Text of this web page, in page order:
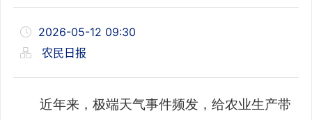
2026-05-12 09:30
农民日报
近年来，极端天气事件频发，给农业生产带